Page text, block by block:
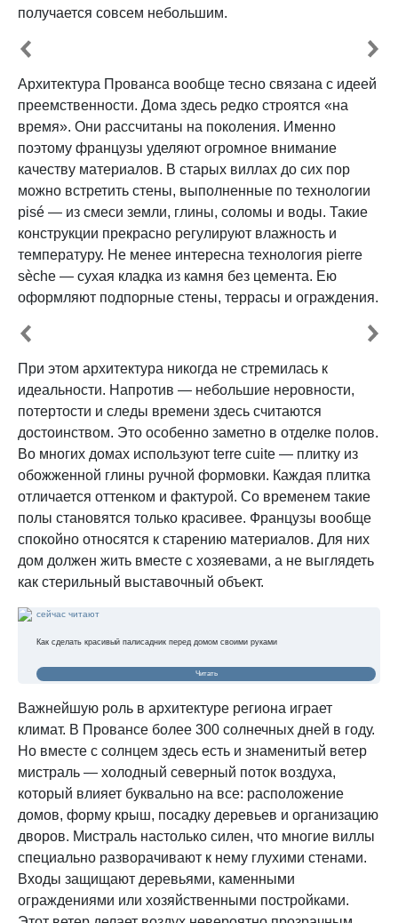
получается совсем небольшим.
Архитектура Прованса вообще тесно связана с идеей
преемственности. Дома здесь редко строятся «на
время». Они рассчитаны на поколения. Именно
поэтому французы уделяют огромное внимание
качеству материалов. В старых виллах до сих пор
можно встретить стены, выполненные по технологии
pisé — из смеси земли, глины, соломы и воды. Такие
конструкции прекрасно регулируют влажность и
температуру. Не менее интересна технология pierre
sèche — сухая кладка из камня без цемента. Ею
оформляют подпорные стены, террасы и ограждения.
При этом архитектура никогда не стремилась к
идеальности. Напротив — небольшие неровности,
потертости и следы времени здесь считаются
достоинством. Это особенно заметно в отделке полов.
Во многих домах используют terre cuite — плитку из
обожженной глины ручной формовки. Каждая плитка
отличается оттенком и фактурой. Со временем такие
полы становятся только красивее. Французы вообще
спокойно относятся к старению материалов. Для них
дом должен жить вместе с хозяевами, а не выглядеть
как стерильный выставочный объект.
сейчас читают
Как сделать красивый палисадник перед домом своими руками
Читать
Важнейшую роль в архитектуре региона играет
климат. В Провансе более 300 солнечных дней в году.
Но вместе с солнцем здесь есть и знаменитый ветер
мистраль — холодный северный поток воздуха,
который влияет буквально на все: расположение
домов, форму крыш, посадку деревьев и организацию
дворов. Мистраль настолько силен, что многие виллы
специально разворачивают к нему глухими стенами.
Входы защищают деревьями, каменными
ограждениями или хозяйственными постройками.